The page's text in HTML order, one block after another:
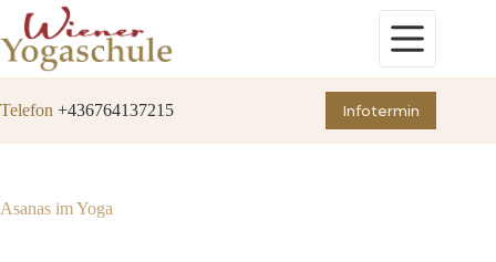
Zum
Inhalt
springen
Telefon +436764137215 Infotermin
Asanas im Yoga